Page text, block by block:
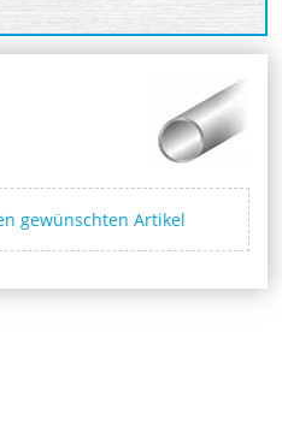
gewünschten Artikel